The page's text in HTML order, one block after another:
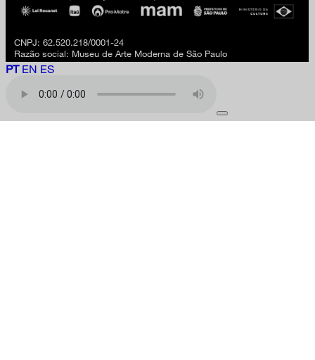
CNPJ: 62.520.218/0001-24
Razão social: Museu de Arte Moderna de São Paulo
PT EN ES